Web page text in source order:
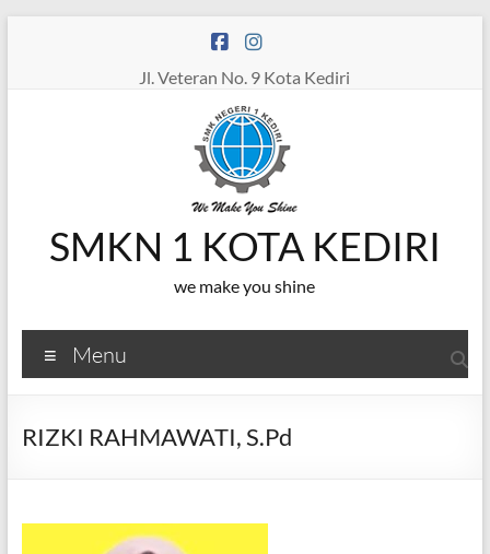
Jl. Veteran No. 9 Kota Kediri
SMKN 1 KOTA KEDIRI
we make you shine
Menu
RIZKI RAHMAWATI, S.Pd